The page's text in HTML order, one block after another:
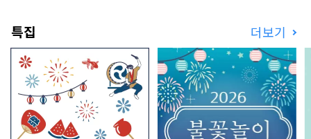
특집 더보기